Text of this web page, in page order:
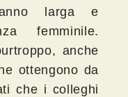
larga e
femminile.
anche
ottengono da
che i colleghi